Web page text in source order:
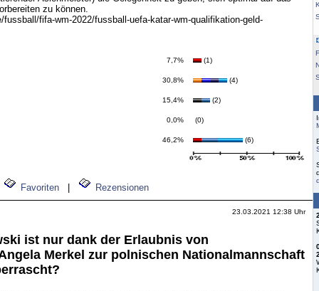
zu können.
fifa-wm-2022/fussball-uefa-katar-wm-qualifikation-geld-
7,7% (1)
30,8% (4)
15,4% (2)
0,0% (0)
46,2% (6)
Favoriten Rezensionen
23.03.2021 12:38 Uhr
ist nur dank der Erlaubnis von
Merkel zur polnischen Nationalmannschaft